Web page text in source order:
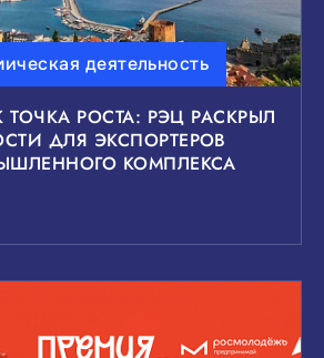
деятельность
ТОЧКА РОСТА: РЭЦ РАСКРЫЛ
ДЛЯ ЭКСПОРТЕРОВ
КОМПЛЕКСА